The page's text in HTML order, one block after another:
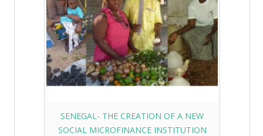
SENEGAL- THE CREATION OF A NEW
SOCIAL MICROFINANCE INSTITUTION